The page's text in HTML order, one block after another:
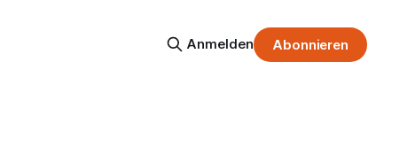
Anmelden Abonnieren